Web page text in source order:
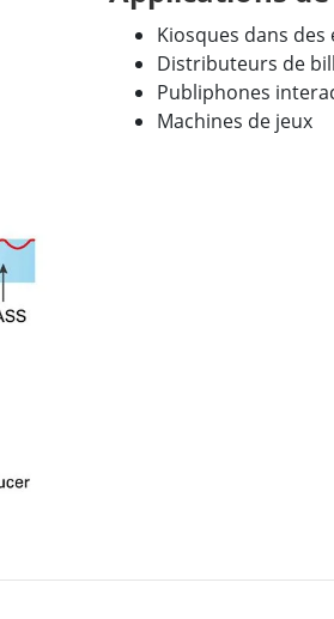
Kiosques dans
Distributeurs de
Publiphones
Machines de jeux